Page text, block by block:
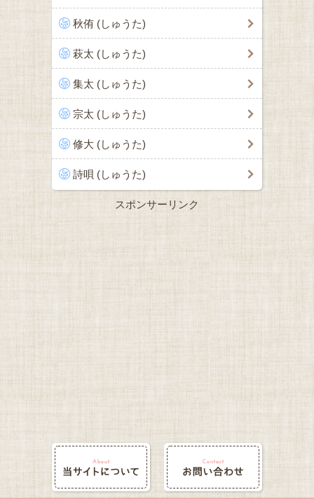
秋侑 (しゅうた)
萩太 (しゅうた)
集太 (しゅうた)
宗太 (しゅうた)
修大 (しゅうた)
詩唄 (しゅうた)
スポンサーリンク